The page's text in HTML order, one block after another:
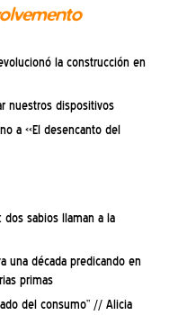
la construcción en
nuestros dispositivos
a «El desencanto del
dos sabios llaman a la
una década predicando en
primas
del consumo” // Alicia